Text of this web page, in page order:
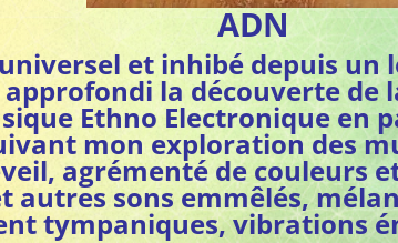
ADN
et inhibé depuis
la découverte de
Ethno Electronique en
mon exploration des
agrémenté de couleurs
autres sons emmêlés,
tympaniques, vibrations